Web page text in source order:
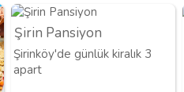
Şirin Pansiyon
Şirinköy'de günlük kiralık 3
apart